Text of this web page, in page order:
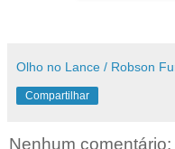
Olho no Lance / Robson
Compartilhar
Nenhum comentário: